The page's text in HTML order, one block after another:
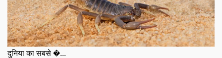
दुनिया का सबसे �...